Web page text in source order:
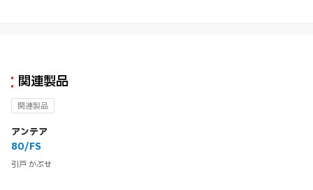
関連製品
関連製品
アンテア
80/FS
引戸 かぶせ